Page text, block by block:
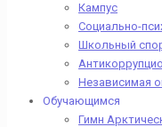
Кампус
Социально-
Школьный
Независимая
Обучающимся
Гимн